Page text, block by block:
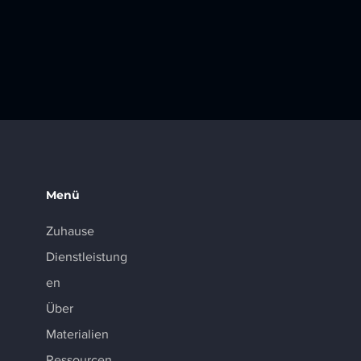
Menü
Zuhause
Dienstleistung
en
Über
Materialien